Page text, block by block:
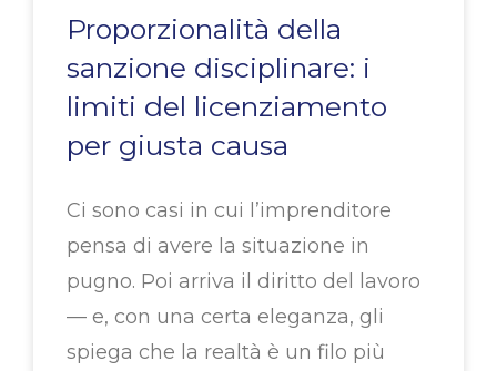
Proporzionalità della
sanzione disciplinare: i
limiti del licenziamento
per giusta causa
Ci sono casi in cui l’imprenditore
pensa di avere la situazione in
pugno. Poi arriva il diritto del lavoro
— e, con una certa eleganza, gli
spiega che la realtà è un filo più